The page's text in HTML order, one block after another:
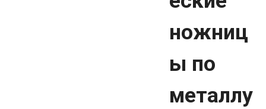
ножниц
ы по
металлу